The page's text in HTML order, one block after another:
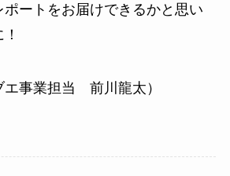
ートをお届けできるかと思い
エ事業担当 前川龍太）